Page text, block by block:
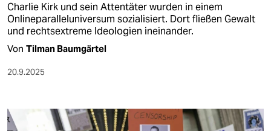
Charlie Kirk und sein Attentäter wurden in einem
Onlineparalleluniversum sozialisiert. Dort fließen Gewalt
und rechtsextreme Ideologien ineinander.
Von Tilman Baumgärtel
20.9.2025